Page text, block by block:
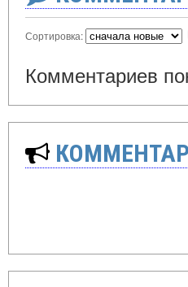
Сортировка:
Комментариев